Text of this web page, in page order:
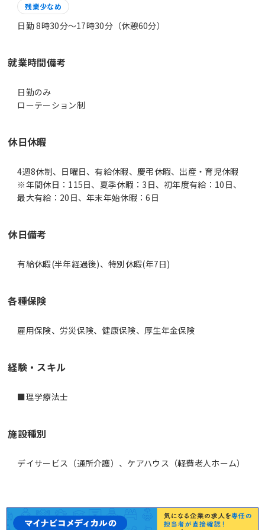
残業少なめ
日勤 8時30分〜17時30分（休憩60分）
就業時間備考
日勤のみ
ローテーション制
休日休暇
4週8休制、日曜日、有給休暇、慶弔休暇、出産・育児休暇
※年間休日：115日、夏季休暇：3日、初年度有給：10日、
最大有給：20日、年末年始休暇：6日
休日備考
有給休暇(半年経過後)、特別休暇(年7日)
各種保険
雇用保険、労災保険、健康保険、厚生年金保険
経験・スキル
■理学療法士
施設種別
デイサービス（通所介護）、ケアハウス（軽費老人ホーム）